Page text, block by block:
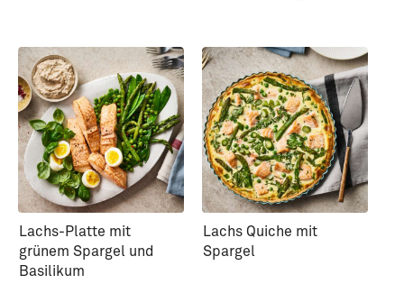
Lachs-Platte mit
grünem Spargel und
Basilikum
Lachs Quiche mit
Spargel